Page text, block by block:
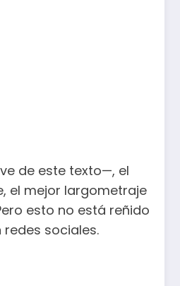
de este texto—, el
el mejor largometraje
esto no está reñido
redes sociales.